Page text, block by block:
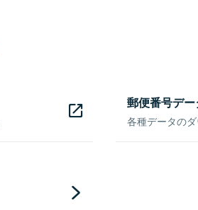
郵便番号デ
各種データの